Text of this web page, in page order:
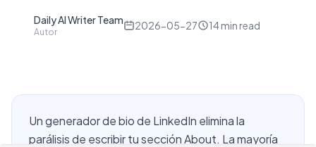
Daily AI Writer Team
Autor
2026-05-27 14min read
Un generador de bio de LinkedIn elimina la
parálisis de escribir tu sección About. La mayoría